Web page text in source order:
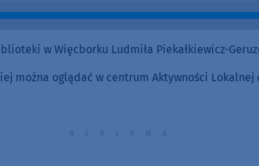
w Więcborku Ludmiła Piekałkiewicz-
można oglądać w centrum Aktywności